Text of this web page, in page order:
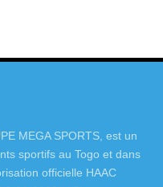
MEGA SPORTS, est un
sportifs au Togo et dans
officielle HAAC